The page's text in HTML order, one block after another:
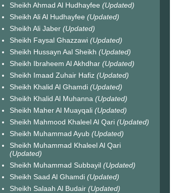
Sheikh Ahmad Al Hudhayfee (Updated)
Sheikh Ali Al Hudhayfee (Updated)
Sheikh Ali Jaber (Updated)
Sheikh Faysal Ghazzawi (Updated)
Sheikh Hussayn Aal Sheikh (Updated)
Sheikh Ibraheem Al Akhdhar (Updated)
Sheikh Imaad Zuhair Hafiz (Updated)
Sheikh Khalid Al Ghamdi (Updated)
Sheikh Khalid Al Muhanna (Updated)
Sheikh Maher Al Muayqali (Updated)
Sheikh Mahmood Khaleel Al Qari (Updated)
Sheikh Muhammad Ayub (Updated)
Sheikh Muhammad Khaleel Al Qari
(Updated)
Sheikh Muhammad Subbayil (Updated)
Sheikh Saad Al Ghamdi (Updated)
Sheikh Salaah Al Budair (Updated)